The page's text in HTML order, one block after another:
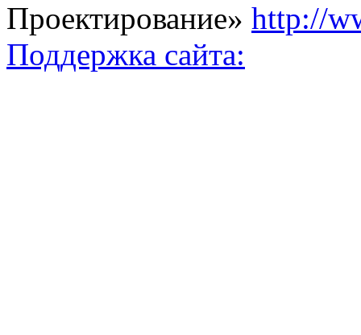
Проектирование» http://
Поддержка сайта: